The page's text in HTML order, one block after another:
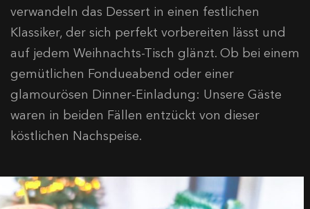
verwandeln das Dessert in einen festlichen
Klassiker, der sich perfekt vorbereiten lässt und
auf jedem Weihnachts-Tisch glänzt. Ob bei einem
gemütlichen Fondueabend oder einer
glamourösen Dinner-Einladung: Unsere Gäste
waren in beiden Fällen entzückt von dieser
köstlichen Nachspeise.